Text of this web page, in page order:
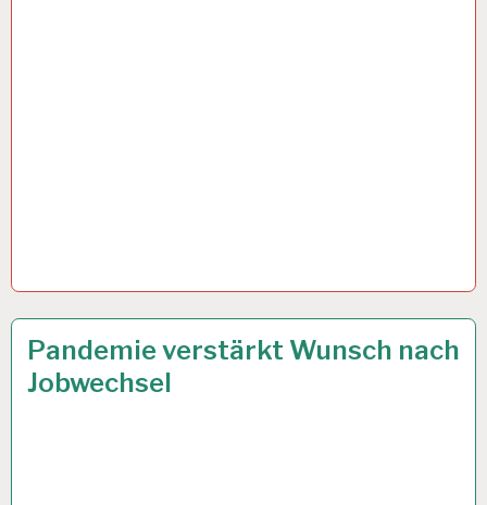
2,5
G
REGEL…
Pandemie verstärkt Wunsch nach
Jobwechsel
19 JAN. 2022